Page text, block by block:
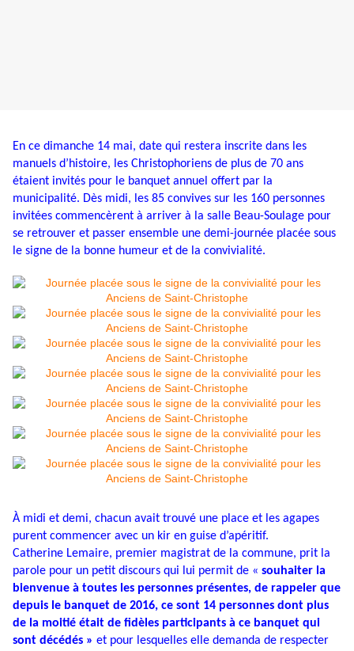
En ce dimanche 14 mai, date qui restera inscrite dans les
manuels d’histoire, les Christophoriens de plus de 70 ans
étaient invités pour le banquet annuel offert par la
municipalité. Dès midi, les 85 convives sur les 160 personnes
invitées commencèrent à arriver à la salle Beau-Soulage pour
se retrouver et passer ensemble une demi-journée placée sous
le signe de la bonne humeur et de la convivialité.
À midi et demi, chacun avait trouvé une place et les agapes
purent commencer avec un kir en guise d’apéritif.
Catherine Lemaire, premier magistrat de la commune, prit la
parole pour un petit discours qui lui permit de « souhaiter la
bienvenue à toutes les personnes présentes, de rappeler que
depuis le banquet de 2016, ce sont 14 personnes dont plus
de la moitié était de fidèles participants à ce banquet qui
sont décédés » et pour lesquelles elle demanda de respecter